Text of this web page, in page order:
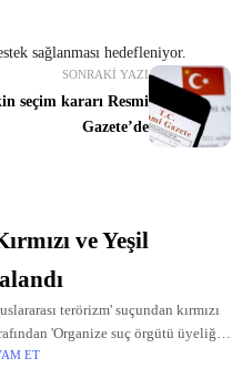
sağlanması hedefleniyor.
SONRAKI YAZI
seçim kararı Resmi
Gazete’de
ve Yeşil
terörizm' suçundan kırmızı
'Organize suç örgütü üyeliği'
yakalandığını
ET